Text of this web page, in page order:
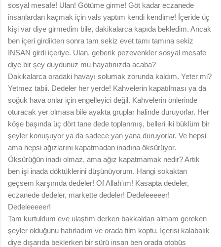
sosyal mesafe! Ulan! Götüme girme! Göt kadar eczanede
insanlardan kaçmak için vals yaptım kendi kendime! İçeride üç
kişi var diye girmedim bile, dakikalarca kapıda bekledim. Ancak
ben içeri girdikten sonra tam sekiz evet tamı tamına sekiz
İNSAN girdi içeriye. Ulan, geberik pezevenkler sosyal mesafe
diye bir şey duydunuz mu hayatınızda acaba?
Dakikalarca oradaki havayı solumak zorunda kaldım. Yeter mi?
Yetmez tabii. Dedeler her yerde! Kahvelerin kapatılması ya da
soğuk hava onlar için engelleyici değil. Kahvelerin önlerinde
oturacak yer olmasa bile ayakta gruplar halinde duruyorlar. Her
köşe başında üç dört tane dede toplanmış, belleri iki büklüm bir
şeyler konuşuyor ya da sadece yan yana duruyorlar. Ve hepsi
ama hepsi ağızlarını kapatmadan inadına öksürüyor.
Öksürüğün inadı olmaz, ama ağız kapatmamak nedir? Artık
ben işi inada döktüklerini düşünüyorum. Hangi sokaktan
geçsem karşımda dedeler! Of Allah'ım! Kasapta dedeler,
eczanede dedeler, markette dedeler! Dedeleeeeer!
Dedeleeeeer!
Tam kurtuldum eve ulaştım derken bakkaldan almam gereken
şeyler olduğunu hatırladım ve orada film koptu. İçerisi kalabalık
diye dışarıda beklerken bir sürü insan ben orada otobüs